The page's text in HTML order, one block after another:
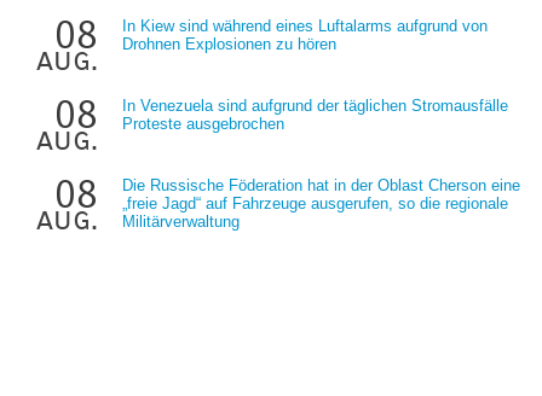
08
aug.
In Kiew sind während eines Luftalarms aufgrund von
Drohnen Explosionen zu hören
08
aug.
In Venezuela sind aufgrund der täglichen Stromausfälle
Proteste ausgebrochen
08
aug.
Die Russische Föderation hat in der Oblast Cherson eine
„freie Jagd“ auf Fahrzeuge ausgerufen, so die regionale
Militärverwaltung